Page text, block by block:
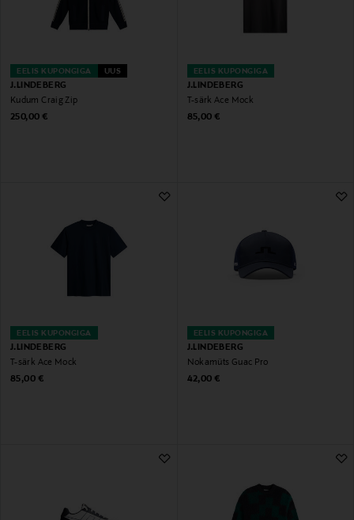
EELIS KUPONGIGA UUS
J.LINDEBERG
Kudum Craig Zip
Original Price
250,00 €
EELIS KUPONGIGA
J.LINDEBERG
T-särk Ace Mock
Original Price
85,00 €
EELIS KUPONGIGA
J.LINDEBERG
T-särk Ace Mock
Original Price
85,00 €
EELIS KUPONGIGA
J.LINDEBERG
Nokamüts Guac Pro
Original Price
42,00 €